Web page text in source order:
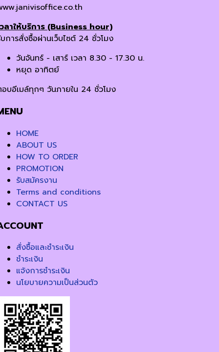
ลาให้บริการ (Business hour)
การสั่งซื้อผ่านเว็บไซต์ 24 ชั่วโมง
วันจันทร์ - เสาร์ เวลา 8.30 - 17.30 น.
หยุด อาทิตย์
บอีเมล์ทุกๆ วันภายใน 24 ชั่วโมง
HOME
ABOUT US
HOW TO ORDER
PROMOTION
รับสมัครงาน
Terms and conditions
CONTACT US
สั่งซื้อและชำระเงิน
ชำระเงิน
แจ้งการชำระเงิน
นโยบายความเป็นส่วนตัว